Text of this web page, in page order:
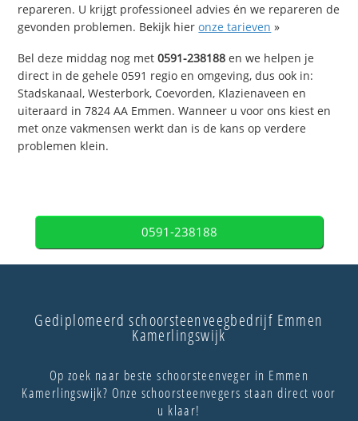
repareren. U krijgt professioneel advies én we repareren de
gevonden problemen. Bekijk hieronze tarieven »
Bel deze middag nog met0591-238188 en we helpen je
direct in de gehele 0591 regio en omgeving, dus ook in:
Stadskanaal, Westerbork, Coevorden, Klazienaveen en
uiteraard in 7824 AA Emmen. Wanneer u voor ons kiest en
met onze vakmensen werkt dan is de kans op verdere
problemen klein.
0591-238188
Gediplomeerd schoorsteenveegbedrijf Emmen
Kamerlingswijk
Op zoek naar beste schoorsteenveger in Emmen
Kamerlingswijk? Onze schoorsteenvegers staan direct voor
u klaar!